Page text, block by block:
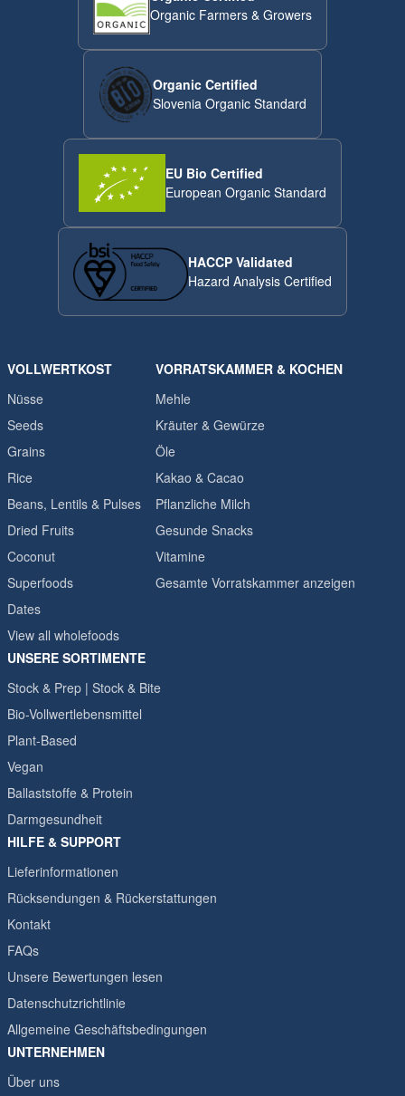
Organic Farmers & Growers
Organic Certified
Slovenia Organic Standard
EU Bio Certified
European Organic Standard
HACCP Validated
Hazard Analysis Certified
VOLLWERTKOST
Nüsse
Seeds
Grains
Rice
Beans, Lentils & Pulses
Dried Fruits
Coconut
Superfoods
Dates
View all wholefoods
VORRATSKAMMER & KOCHEN
Mehle
Kräuter & Gewürze
Öle
Kakao & Cacao
Pflanzliche Milch
Gesunde Snacks
Vitamine
Gesamte Vorratskammer anzeigen
UNSERE SORTIMENTE
Stock & Prep | Stock & Bite
Bio-Vollwertlebensmittel
Plant-Based
Vegan
Ballaststoffe & Protein
Darmgesundheit
HILFE & SUPPORT
Lieferinformationen
Rücksendungen & Rückerstattungen
Kontakt
FAQs
Unsere Bewertungen lesen
Datenschutzrichtlinie
Allgemeine Geschäftsbedingungen
UNTERNEHMEN
Über uns